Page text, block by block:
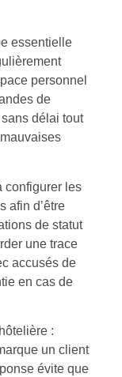
essentielle
personnel
de
délai tout
configurer les
afin d’être
de statut
une trace
accusés de
en cas de
:
un client
évite que